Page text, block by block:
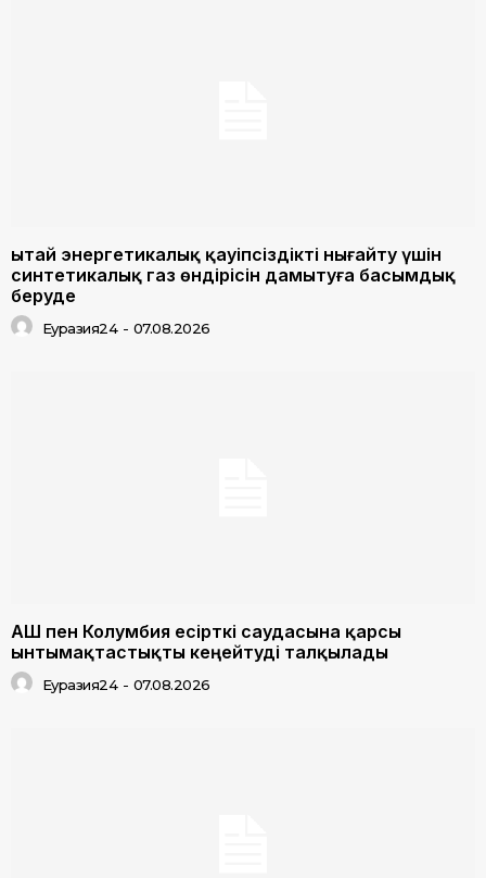
Қытай энергетикалық қауіпсіздікті нығайту үшін
синтетикалық газ өндірісін дамытуға басымдық
беруде
Еуразия24 - 07.08.2026
АҚШ пен Колумбия есірткі саудасына қарсы
ынтымақтастықты кеңейтуді талқылады
Еуразия24 - 07.08.2026